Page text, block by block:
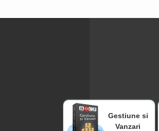
Gestiune si
Vanzari